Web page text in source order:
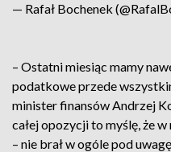
— Rafał Bochenek
– Ostatni miesiąc mamy
podatkowe przede
minister finansów Andrzej
całej opozycji to myślę, że
– nie brał w ogóle pod